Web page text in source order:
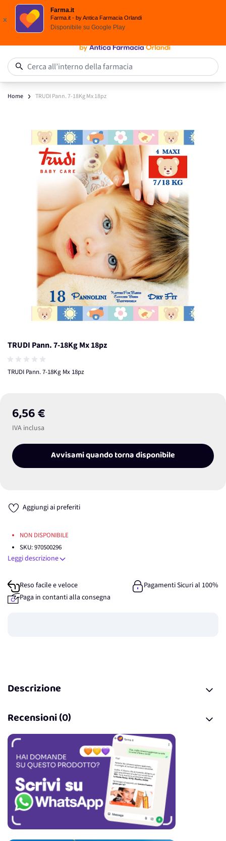
x
Farma.it
Farma.it - by Antica Farmacia Orlandi
Disponibile su Google Play
Salta al contenuto
Cerca all’interno della farmacia
Home TRUDI Pann. 7-18Kg Mx 18pz
TRUDI Pann. 7-18Kg Mx 18pz
TRUDI Pann. 7-18Kg Mx 18pz
6,56 €
IVA inclusa
Avvisami quando torna disponibile
Aggiungi ai preferiti
NON DISPONIBILE
SKU:970500296
Leggi descrizione
Reso facile e veloce
Pagamenti Sicuri al 100%
Paga in contanti alla consegna
Descrizione
Recensioni (0)